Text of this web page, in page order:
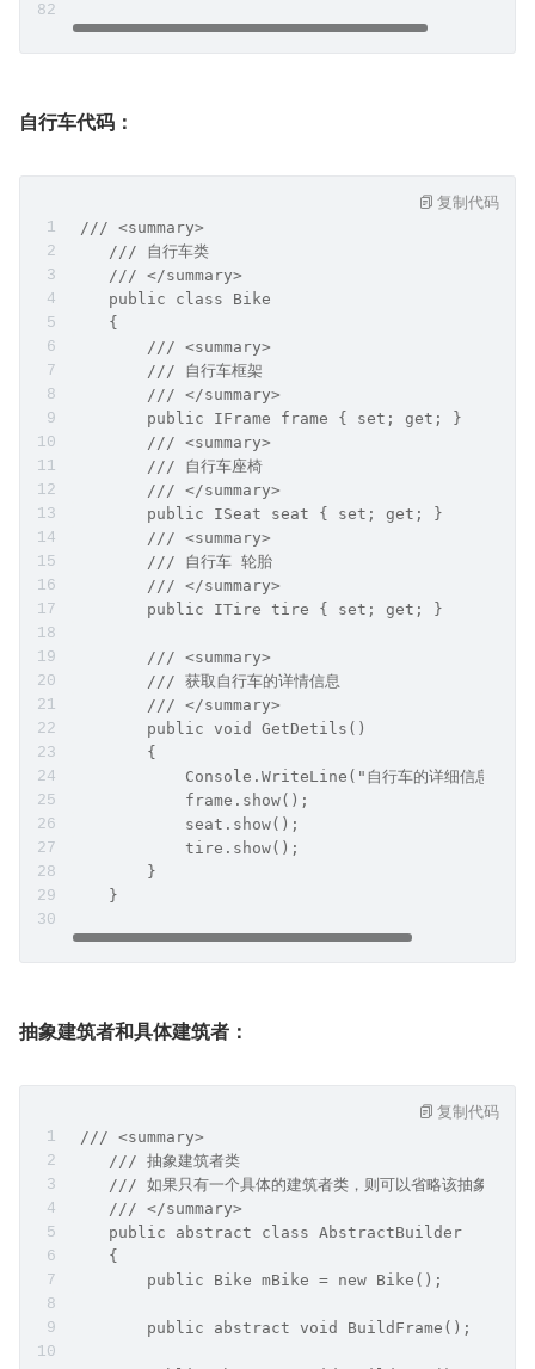
自行车代码：
/// <summary>
    /// 自行车类
    /// </summary>
    public class Bike
    {
        /// <summary>
        /// 自行车框架
        /// </summary>
        public IFrame frame { set; get; }
        /// <summary>
        /// 自行车座椅
        /// </summary>
        public ISeat seat { set; get; }
        /// <summary>
        /// 自行车 轮胎
        /// </summary>
        public ITire tire { set; get; }
        /// <summary>
        /// 获取自行车的详情信息
        /// </summary>
        public void GetDetils()
        {
Console.WriteLine("自行车的详细信息如下
            frame.show();
            seat.show();
            tire.show();
        }
    }
复制代码
抽象建筑者和具体建筑者：
/// <summary>
    /// 抽象建筑者类
/// 如果只有一个具体的建筑者类，则可以省略该抽象建筑
    /// </summary>
    public abstract class AbstractBuilder
    {
        public Bike mBike = new Bike();
        public abstract void BuildFrame();
复制代码